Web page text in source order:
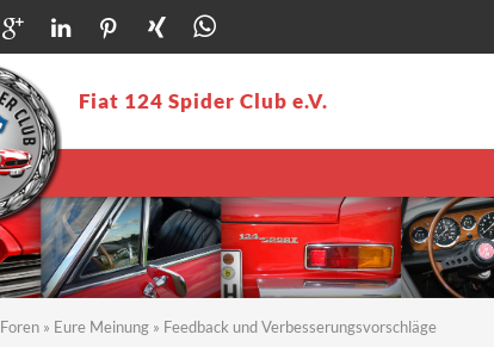
Fiat 124 Spider Club e.V.
Foren » Eure Meinung » Feedback und Verbesserungsvorschläge